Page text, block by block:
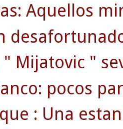
Aquellos
" Mijatovic "
pocos
: Una